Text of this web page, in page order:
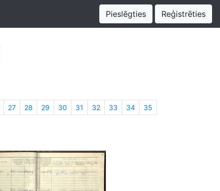
Pieslēgties Reģistrēties
27 28 29 30 31 32 33 34
35